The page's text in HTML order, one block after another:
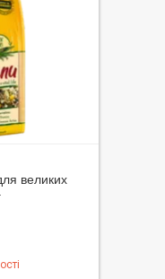
великих